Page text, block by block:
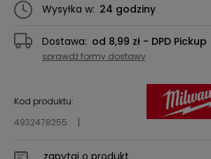
Wysyłka w: 24 godziny
Dostawa: od 8,99 zł - DPD Pickup
Cena nie zawiera ewentualnych kosztów
sprawdź formy dostawy
Kod produktu:
4932478255